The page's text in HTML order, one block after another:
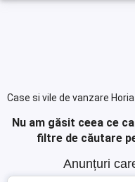
Case si vile de vanzare
Nu am găsit ceea ce
filtre de căutare
Anunțuri